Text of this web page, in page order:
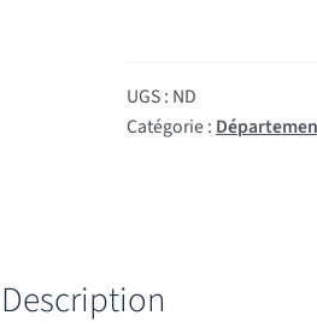
UGS : ND
Catégorie :
Description